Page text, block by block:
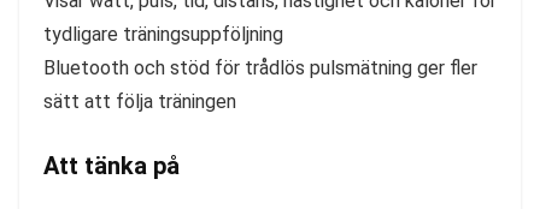
tydligare träningsuppföljning
Bluetooth och stöd för trådlös pulsmätning ger fler
sätt att följa träningen
Att tänka på